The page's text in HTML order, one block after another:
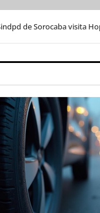
de Sorocaba visita